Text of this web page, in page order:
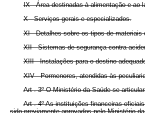
IX - Área destinadas à alimentação e ao
X - Serviços gerais e especializados.
XI - Detalhes sobre os tipos de materiais
XII - Sistemas de segurança contra
XIII - Instalações para o destino
XIV - Pormenores, atendidas às
Art. 3º O Ministério da Saúde se
Art. 4º As instituições financeiras
sido previamente aprovados pelo Ministério